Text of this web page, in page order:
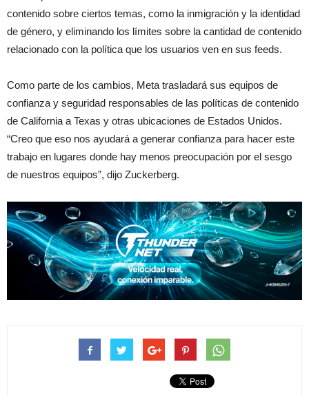
contenido sobre ciertos temas, como la inmigración y la identidad
de género, y eliminando los límites sobre la cantidad de contenido
relacionado con la política que los usuarios ven en sus feeds.
Como parte de los cambios, Meta trasladará sus equipos de
confianza y seguridad responsables de las políticas de contenido
de California a Texas y otras ubicaciones de Estados Unidos.
“Creo que eso nos ayudará a generar confianza para hacer este
trabajo en lugares donde hay menos preocupación por el sesgo
de nuestros equipos”, dijo Zuckerberg.